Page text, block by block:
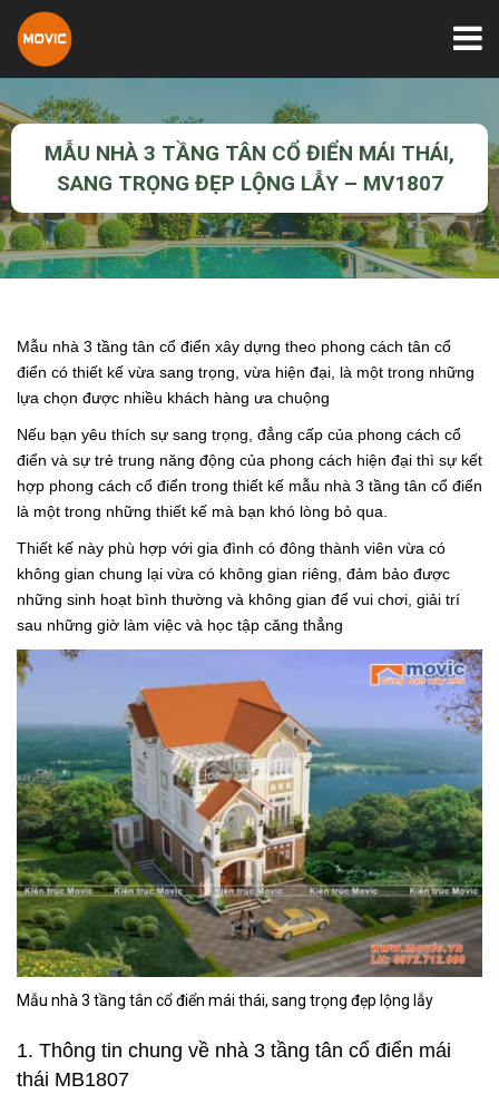
MẪU NHÀ 3 TẦNG TÂN CỔ ĐIỂN MÁI THÁI,
SANG TRỌNG ĐẸP LỘNG LẪY – MV1807
Mẫu nhà 3 tầng tân cổ điển xây dựng theo phong cách tân cổ
điển có thiết kế vừa sang trọng, vừa hiện đại, là một trong những
lựa chọn được nhiều khách hàng ưa chuộng
Nếu bạn yêu thích sự sang trọng, đẳng cấp của phong cách cổ
điển và sự trẻ trung năng động của phong cách hiện đại thì sự kết
hợp phong cách cổ điển trong thiết kế mẫu nhà 3 tầng tân cổ điển
là một trong những thiết kế mà bạn khó lòng bỏ qua.
Thiết kế này phù hợp với gia đình có đông thành viên vừa có
không gian chung lại vừa có không gian riêng, đảm bảo được
những sinh hoạt bình thường và không gian để vui chơi, giải trí
sau những giờ làm việc và học tập căng thẳng
Mẫu nhà 3 tầng tân cổ điển mái thái, sang trọng đẹp lộng lẫy
1. Thông tin chung về nhà 3 tầng tân cổ điển mái
thái MB1807